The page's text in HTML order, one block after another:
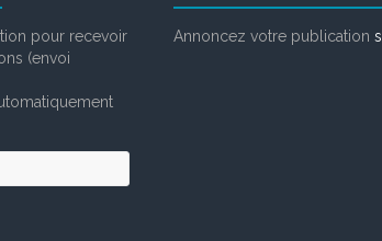
pour recevoir
(envoi
Annoncez votre publication